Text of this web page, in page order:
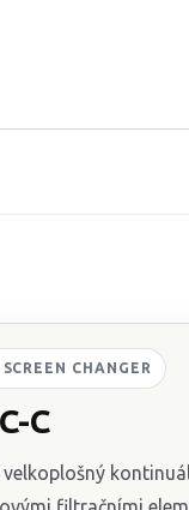
CHANGER
C
velkoplošný